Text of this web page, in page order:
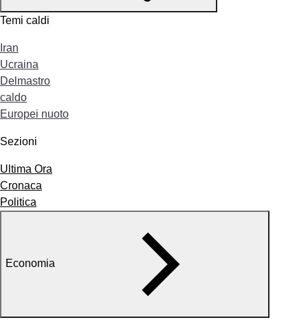
Temi caldi
Iran
Ucraina
Delmastro
caldo
Europei nuoto
Sezioni
Ultima Ora
Cronaca
Politica
Economia